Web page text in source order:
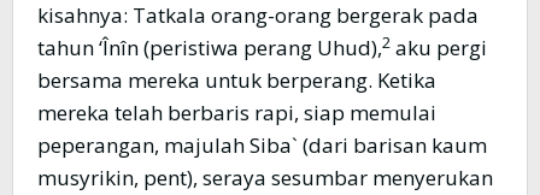
kisahnya: Tatkala orang-orang bergerak pada
tahun ‘Înîn (peristiwa perang Uhud),2 aku pergi
bersama mereka untuk berperang. Ketika
mereka telah berbaris rapi, siap memulai
peperangan, majulah Siba` (dari barisan kaum
musyrikin, pent), seraya sesumbar menyerukan